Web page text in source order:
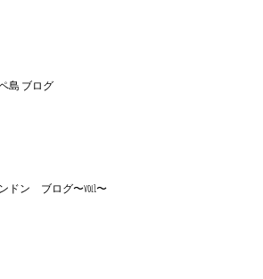
島 ブログ
ドン ブログ〜vol1〜